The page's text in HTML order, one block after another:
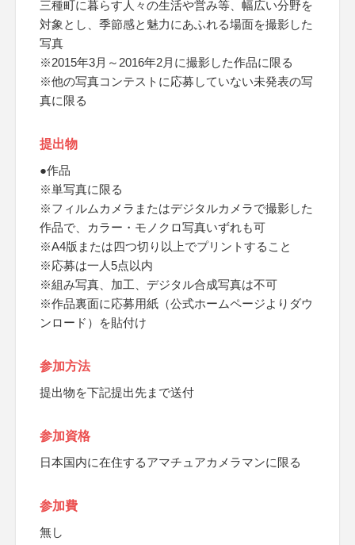
三種町に暮らす人々の生活や営み等、幅広い分野を
対象とし、季節感と魅力にあふれる場面を撮影した
写真
※2015年3月～2016年2月に撮影した作品に限る
※他の写真コンテストに応募していない未発表の写
真に限る
提出物
●作品
※単写真に限る
※フィルムカメラまたはデジタルカメラで撮影した
作品で、カラー・モノクロ写真いずれも可
※A4版または四つ切り以上でプリントすること
※応募は一人5点以内
※組み写真、加工、デジタル合成写真は不可
※作品裏面に応募用紙（公式ホームページよりダウ
ンロード）を貼付け
参加方法
提出物を下記提出先まで送付
参加資格
日本国内に在住するアマチュアカメラマンに限る
参加費
無し